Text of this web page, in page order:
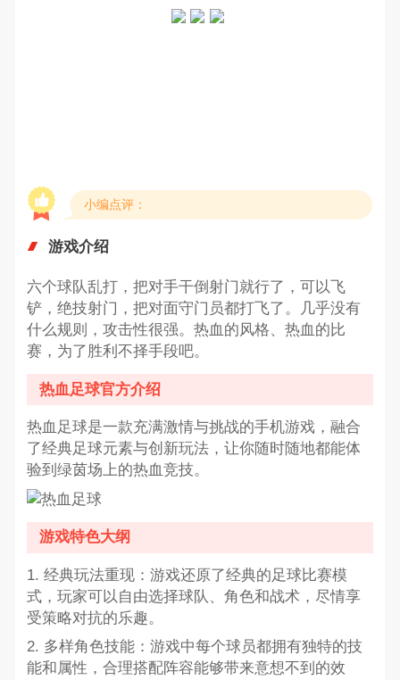
小编点评：
游戏介绍
六个球队乱打，把对手干倒射门就行了，可以飞
铲，绝技射门，把对面守门员都打飞了。几乎没有
什么规则，攻击性很强。热血的风格、热血的比
赛，为了胜利不择手段吧。
热血足球官方介绍
热血足球是一款充满激情与挑战的手机游戏，融合
了经典足球元素与创新玩法，让你随时随地都能体
验到绿茵场上的热血竞技。
游戏特色大纲
1. 经典玩法重现：游戏还原了经典的足球比赛模
式，玩家可以自由选择球队、角色和战术，尽情享
受策略对抗的乐趣。
2. 多样角色技能：游戏中每个球员都拥有独特的技
能和属性，合理搭配阵容能够带来意想不到的效